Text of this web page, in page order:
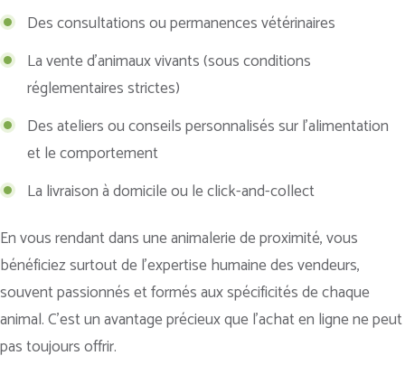
Des consultations ou permanences vétérinaires
La vente d’animaux vivants (sous conditions
réglementaires strictes)
Des ateliers ou conseils personnalisés sur l’alimentation
et le comportement
La livraison à domicile ou le click-and-collect
En vous rendant dans une animalerie de proximité, vous
bénéficiez surtout de l’expertise humaine des vendeurs,
souvent passionnés et formés aux spécificités de chaque
animal. C’est un avantage précieux que l’achat en ligne ne peut
pas toujours offrir.